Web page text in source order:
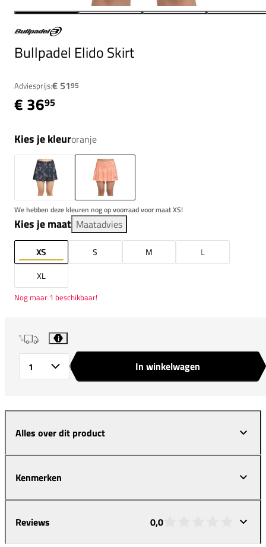
Bullpadel Elido Skirt
Adviesprijs:€ 5195
€ 3695
Kies je kleuroranje
We hebben deze kleuren nog op voorraad voor maat XS!
Kies je maat Maatadvies
XS S M
L
XL
Nog maar 1 beschikbaar!
i
In winkelwagen
Alles over dit product
Kenmerken
Reviews 0,0